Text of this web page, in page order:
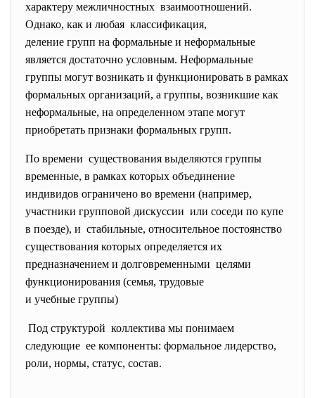
характеру межличностных взаимоотношений.
Однако, как и любая классификация,
деление групп на формальные и неформальные
является достаточно условным. Неформальные
группы могут возникать и функционировать в рамках
формальных организаций, а группы, возникшие как
неформальные, на определенном этапе могут
приобретать признаки формальных групп.
По времени существования выделяются группы
временные, в рамках которых объединение
индивидов ограничено во времени (например,
участники групповой дискуссии или соседи по купе
в поезде), и стабильные, относительное постоянство
существования которых определяется их
предназначением и долговременными целями
функционирования (семья, трудовые
и учебные группы)
Под структурой коллектива мы понимаем
следующие ее компоненты: формальное лидерство,
роли, нормы, статус, состав.